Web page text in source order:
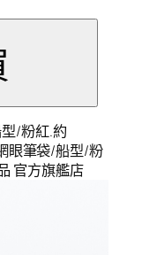
/粉紅.約
眼筆袋/船型/粉
官方旗艦店